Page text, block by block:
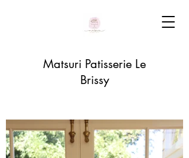
Matsuri Patisserie Le
Brissy